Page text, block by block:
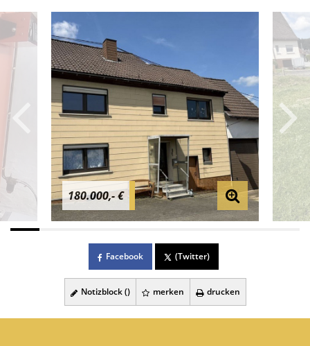
180.000,- €
Facebook (Twitter)
Notizblock () merken drucken